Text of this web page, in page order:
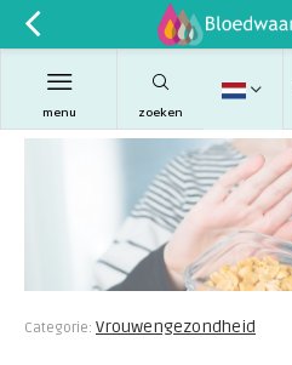
zoeken
menu
Categorie: Vrouwengezondheid